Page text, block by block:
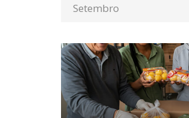
Setembro